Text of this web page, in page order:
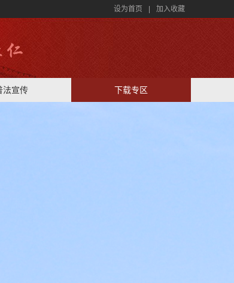
设为首页 加入收藏
法宣传 下载专区